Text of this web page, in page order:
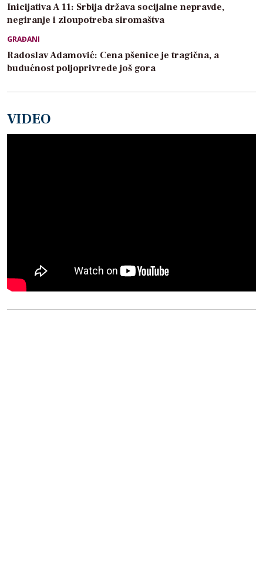
Inicijativa A 11: Srbija država socijalne nepravde,
negiranje i zloupotreba siromaštva
GRAĐANI
Radoslav Adamović: Cena pšenice je tragična, a
budućnost poljoprivrede još gora
VIDEO